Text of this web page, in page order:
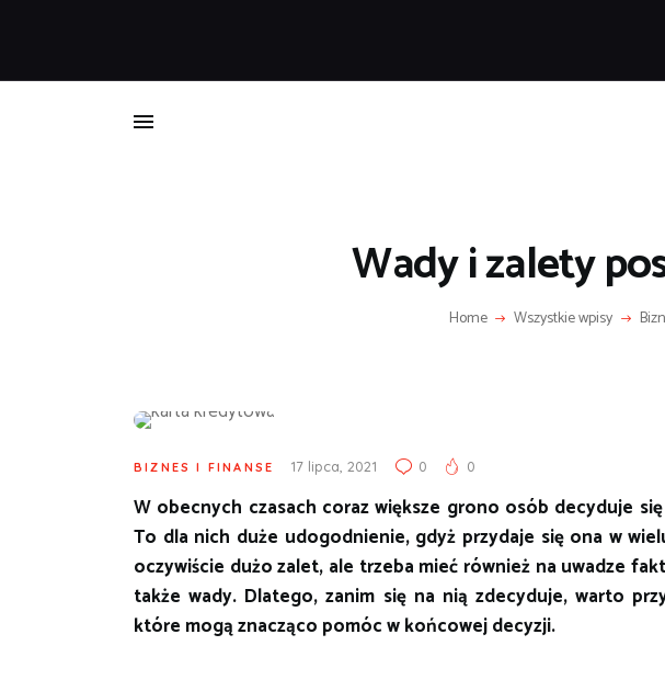
Wady i zalety
Home Wszystkie wpisy
BIZNES I FINANSE 17 lipca, 2021 0 0
W obecnych czasach coraz większe grono osób decyduje
To dla nich duże udogodnienie, gdyż przydaje się ona w
oczywiście dużo zalet, ale trzeba mieć również na uwadze
także wady. Dlatego, zanim się na nią zdecyduje, warto
które mogą znacząco pomóc w końcowej decyzji.